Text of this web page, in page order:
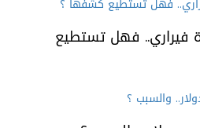
فيراري.. فهل تستطيع